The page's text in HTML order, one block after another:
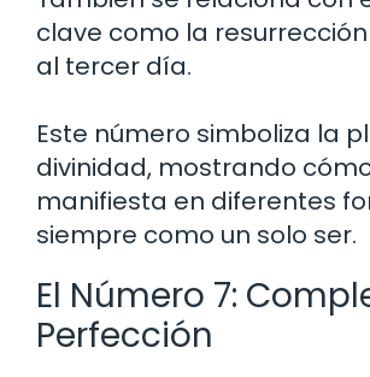
clave como la
al tercer día.
Este número simboliza la
divinidad, mostrando
manifiesta en diferentes
siempre como un solo ser.
El Número 7:
Perfección